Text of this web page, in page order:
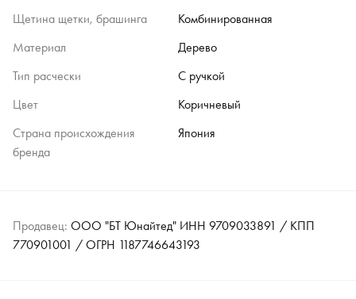
Щетина щетки, брашинга
Комбинированная
Материал
Дерево
Тип расчески
С ручкой
Цвет
Коричневый
Страна происхождения
бренда
Япония
Продавец: ООО "БТ Юнайтед" ИНН 9709033891 / КПП
770901001 / ОГРН 1187746643193